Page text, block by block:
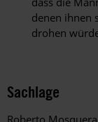
denen ihnen
drohen
Sachlage
Roberto